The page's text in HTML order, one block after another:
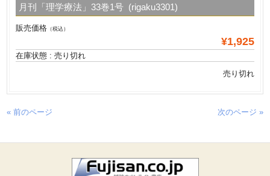
月刊「理学療法」33巻1号 (rigaku3301)
販売価格 （税込）
¥1,925
在庫状態 : 売り切れ
売り切れ
« 前のページ 次のページ »